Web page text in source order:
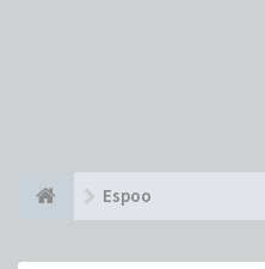
Espoo